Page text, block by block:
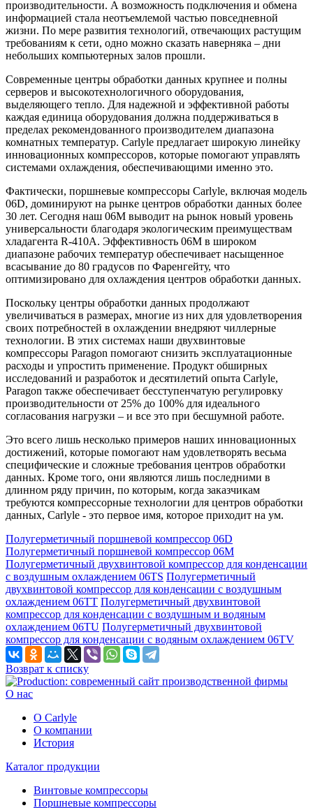
производительности. А возможность подключения и обмена
информацией стала неотъемлемой частью повседневной
жизни. По мере развития технологий, отвечающих растущим
требованиям к сети, одно можно сказать наверняка – дни
небольших компьютерных залов прошли.
Современные центры обработки данных крупнее и полны
серверов и высокотехнологичного оборудования,
выделяющего тепло. Для надежной и эффективной работы
каждая единица оборудования должна поддерживаться в
пределах рекомендованного производителем диапазона
комнатных температур. Carlyle предлагает широкую линейку
инновационных компрессоров, которые помогают управлять
системами охлаждения, обеспечивающими именно это.
Фактически, поршневые компрессоры Carlyle, включая модель
06D, доминируют на рынке центров обработки данных более
30 лет. Сегодня наш 06M выводит на рынок новый уровень
универсальности благодаря экологическим преимуществам
хладагента R-410A. Эффективность 06M в широком
диапазоне рабочих температур обеспечивает насыщенное
всасывание до 80 градусов по Фаренгейту, что
оптимизировано для охлаждения центров обработки данных.
Поскольку центры обработки данных продолжают
увеличиваться в размерах, многие из них для удовлетворения
своих потребностей в охлаждении внедряют чиллерные
технологии. В этих системах наши двухвинтовые
компрессоры Paragon помогают снизить эксплуатационные
расходы и упростить применение. Продукт обширных
исследований и разработок и десятилетий опыта Carlyle,
Paragon также обеспечивает бесступенчатую регулировку
производительности от 25% до 100% для идеального
согласования нагрузки – и все это при бесшумной работе.
Это всего лишь несколько примеров наших инновационных
достижений, которые помогают нам удовлетворять весьма
специфические и сложные требования центров обработки
данных. Кроме того, они являются лишь последними в
длинном ряду причин, по которым, когда заказчикам
требуются компрессорные технологии для центров обработки
данных, Carlyle - это первое имя, которое приходит на ум.
Полугерметичный поршневой компрессор 06D
Полугерметичный поршневой компрессор 06M
Полугерметичный двухвинтовой компрессор для конденсации
с воздушным охлаждением 06TS Полугерметичный
двухвинтовой компрессор для конденсации с воздушным
охлаждением 06TT Полугерметичный двухвинтовой
компрессор для конденсации с воздушным и водяным
охлаждением 06TU Полугерметичный двухвинтовой
компрессор для конденсации с водяным охлаждением 06TV
Возврат к списку
О нас
О Carlyle
О компании
История
Каталог продукции
Винтовые компрессоры
Поршневые компрессоры